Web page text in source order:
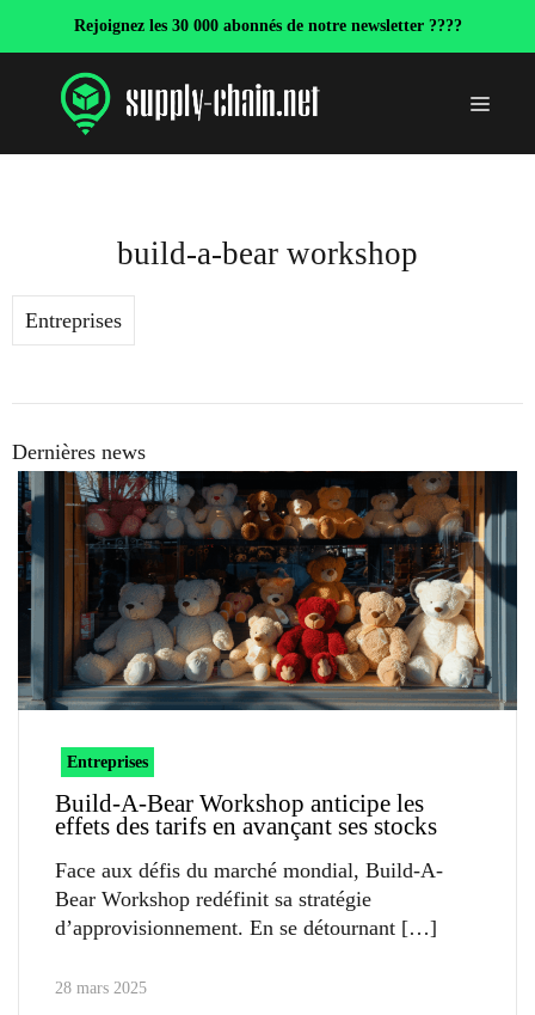
Rejoignez les 30 000 abonnés de notre newsletter ????
Menu
build-a-bear workshop
Entreprises
Dernières news
Entreprises
Build-A-Bear Workshop anticipe les
effets des tarifs en avançant ses stocks
Face aux défis du marché mondial, Build-A-
Bear Workshop redéfinit sa stratégie
d’approvisionnement. En se détournant
28 mars 2025